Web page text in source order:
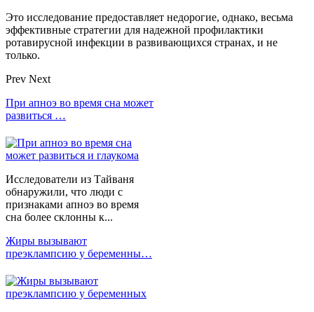
Это исследование предоставляет недорогие, однако, весьма
эффективные стратегии для надежной профилактики
ротавирусной инфекции в развивающихся странах, и не
только.
Prev Next
При апноэ во время сна может
развиться …
Исследователи из Тайваня
обнаружили, что люди с
признаками апноэ во время
сна более склонны к...
Жиры вызывают
преэклампсию у беременны…